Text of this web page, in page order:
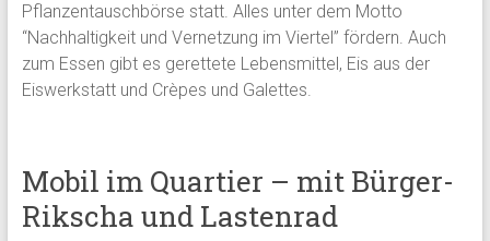
Pflanzentauschbörse statt. Alles unter dem Motto
“Nachhaltigkeit und Vernetzung im Viertel” fördern. Auch
zum Essen gibt es gerettete Lebensmittel, Eis aus der
Eiswerkstatt und Crèpes und Galettes.
Mobil im Quartier – mit Bürger-
Rikscha und Lastenrad